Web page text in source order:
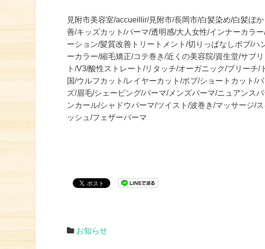
見附市美容室/accueillir/見附市/長岡市/白髪染め/白髪ぼ
善/キッズカット/パーマ/透明感/大人女性/インナーカラ
ーション/髪質改善トリートメント/切りっぱなしボブ/
ーカラー/縮毛矯正/コテ巻き/近くの美容院/資生堂/サブ
ト/V3/酸性ストレート/リタッチ/オーガニック/ブリーチ
国/ウルフカット/レイヤーカット/ボブ/ショートカット/
ズ/眉毛/シェービング/パーマ/メンズパーマ/ニュアンス
ンカール/シャドウパーマ/ツイスト/波巻き/マッサージ/
ッシュ/フェザーパーマ
お知らせ